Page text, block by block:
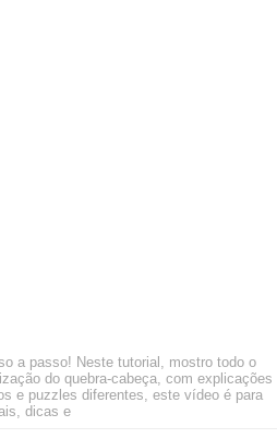
a passo! Neste tutorial, mostro todo o
do quebra-cabeça, com explicações
e puzzles diferentes, este vídeo é para
dicas e